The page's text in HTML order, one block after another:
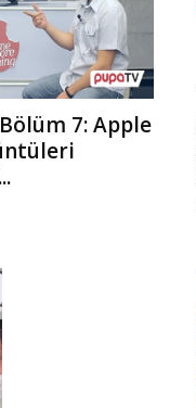
7: Apple